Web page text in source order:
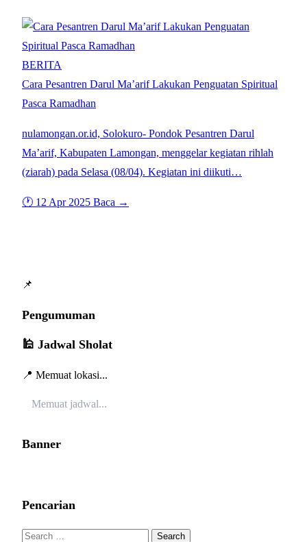
BERITA
Cara Pesantren Darul Ma’arif Lakukan Penguatan Spiritual
Pasca Ramadhan
nulamongan.or.id, Solokuro- Pondok Pesantren Darul
Ma’arif, Kabupaten Lamongan, menggelar kegiatan rihlah
(ziarah) pada Selasa (08/04). Kegiatan ini diikuti…
🕐 12 Apr 2025 Baca →
📌
Pengumuman
🕌 Jadwal Sholat
📍 Memuat lokasi...
Memuat jadwal...
Banner
Pencarian
Search